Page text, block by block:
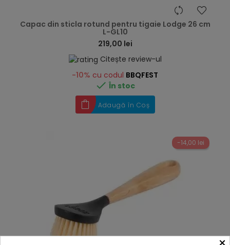
Capac din sticla rotund pentru tigaie Lodge 26 cm
L-GL10
219,00 lei
Citește review-ul
-10% cu codul BBQFEST
 În stoc
Adaugă în Coș
-14,00 lei